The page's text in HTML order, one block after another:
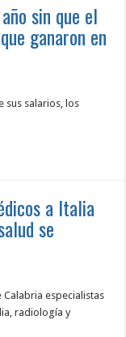
sin que el
ganaron en
sus salarios, los
a Italia
se
especialistas
radiología y